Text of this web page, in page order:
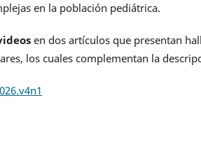
en la población pediátrica.
en dos artículos que presentan
los cuales complementan la